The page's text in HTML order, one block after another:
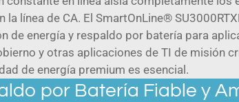
la línea de CA. El SmartOnLine®
de energía y respaldo por batería para
y otras aplicaciones de TI de misión
de energía premium es esencial.
por Batería Fiable y